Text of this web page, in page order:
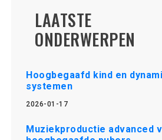
LAATSTE
ONDERWERPEN
Hoogbegaafd kind en
systemen
2026-01-17
Muziekproductie advanced